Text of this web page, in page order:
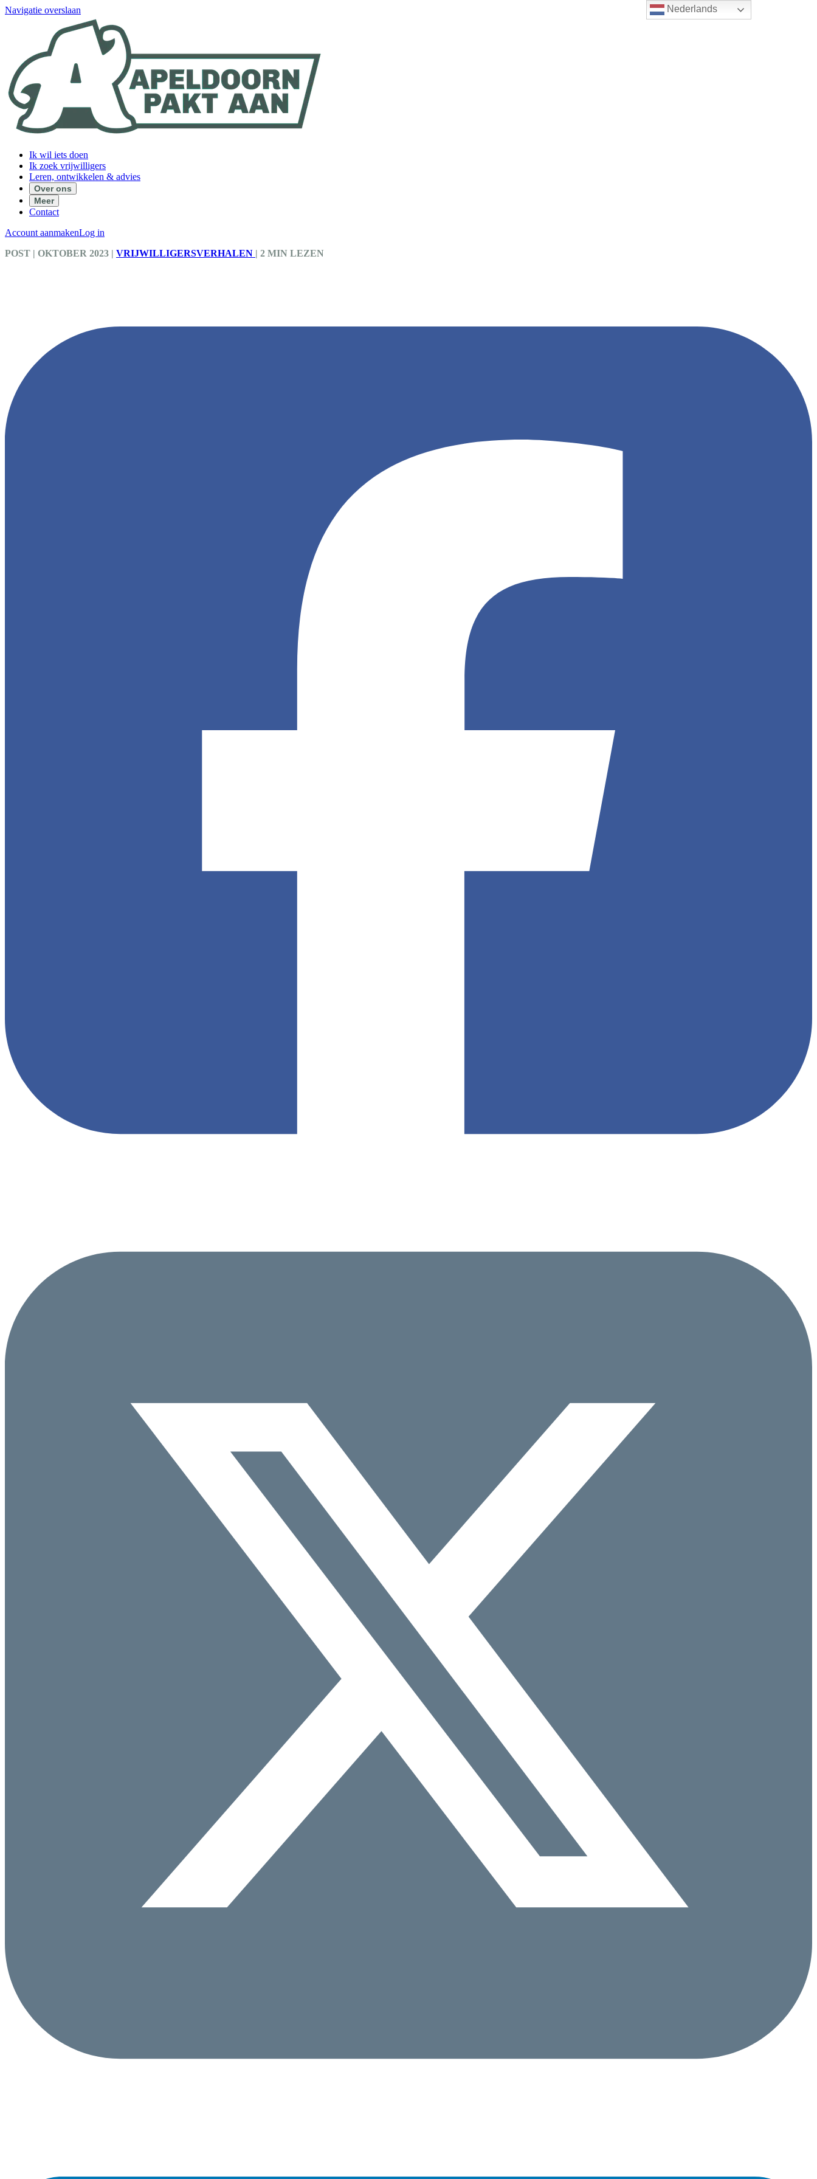
Nederlands
Navigatie overslaan
Ik wil iets doen
Ik zoek vrijwilligers
Leren, ontwikkelen & advies
Over ons
Meer
Contact
Account aanmakenLog in
POST | OKTOBER 2023 | VRIJWILLIGERSVERHALEN | 2 MIN LEZEN